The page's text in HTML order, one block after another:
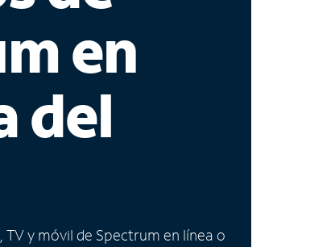
en
del
y móvil de Spectrum en línea o